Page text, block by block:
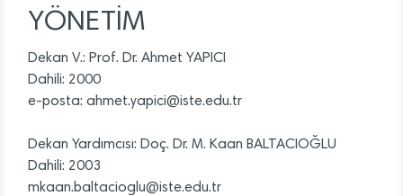
YÖNETİM
Dekan V.: Prof. Dr. Ahmet YAPICI
Dahili: 2000
e-posta: ahmet.yapici@iste.edu.tr
Dekan Yardımcısı: Doç. Dr. M. Kaan BALTACIOĞLU
Dahili: 2003
mkaan.baltacioglu@iste.edu.tr